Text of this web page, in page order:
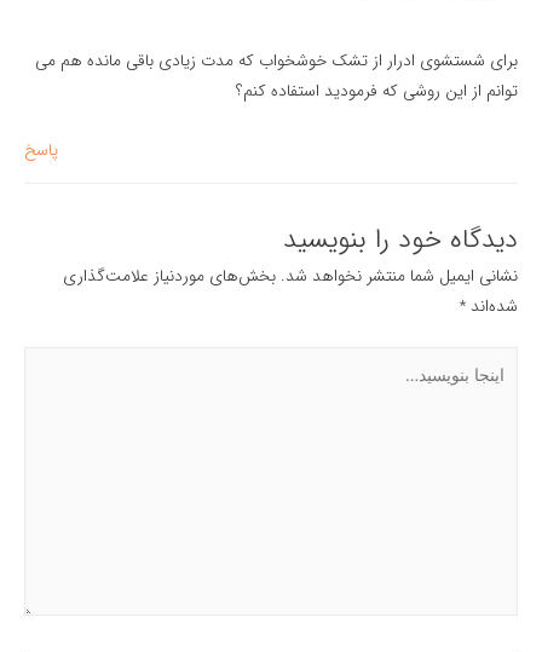
برای شستشوی ادرار از تشک خوشخواب که مدت زیادی باقی مانده هم می
توانم از این روشی که فرمودید استفاده کنم؟
پاسخ
دیدگاه‌ خود را بنویسید
نشانی ایمیل شما منتشر نخواهد شد. بخش‌های موردنیاز علامت‌گذاری
شده‌اند *
بنویسید…